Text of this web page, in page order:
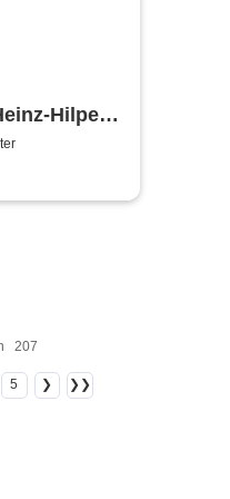
Hilpert-
207
5 ❯ ❯❯